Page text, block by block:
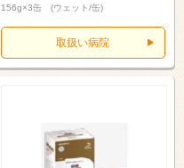
156g×3缶 (ウェット/缶)
取扱い病院